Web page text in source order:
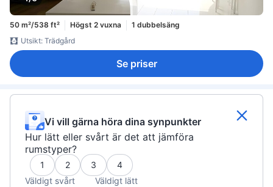
50 m²/538 ft² Högst 2 vuxna
1 dubbelsäng
Utsikt: Trädgård
Se priser
Vi vill gärna höra dina synpunkter
Hur lätt eller svårt är det att jämföra
rumstyper?
1 2 3
4
Väldigt svårt
Väldigt lätt